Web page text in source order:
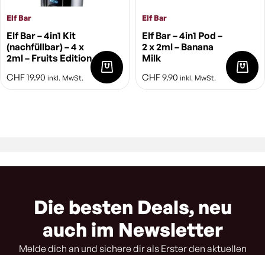
Elf Bar
Elf Bar – 4in1 Kit
(nachfüllbar) – 4 x
2ml – Fruits Edition
CHF19.90 inkl. MwSt.
Elf Bar
Elf Bar – 4in1 Pod –
2 x 2ml – Banana
Milk
CHF9.90 inkl. MwSt.
Die besten Deals, neu
auch im Newsletter
Melde dich an und sichere dir als Erster den aktuellen